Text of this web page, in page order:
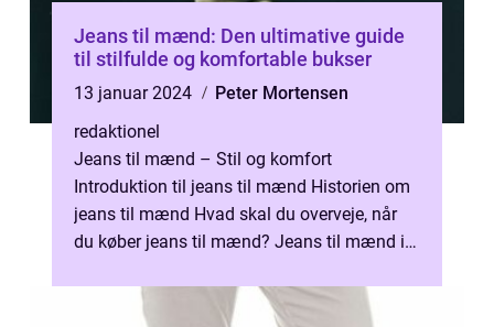
Jeans til mænd: Den ultimative guide
til stilfulde og komfortable bukser
13 januar 2024
Peter Mortensen
redaktionel
Jeans til mænd – Stil og komfort
Introduktion til jeans til mænd Historien om
jeans til mænd Hvad skal du overveje, når
du køber jeans til mænd? Jeans til mænd i